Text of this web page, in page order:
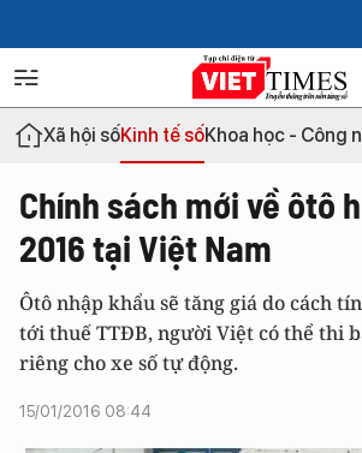
Xã hội sốKinh tế sốKhoa học - Công
Chính sách mới về ôtô
2016 tại Việt Nam
Ôtô nhập khẩu sẽ tăng giá do cách
tới thuế TTĐB, người Việt có thể thi
riêng cho xe số tự động.
15/01/2016 08:44